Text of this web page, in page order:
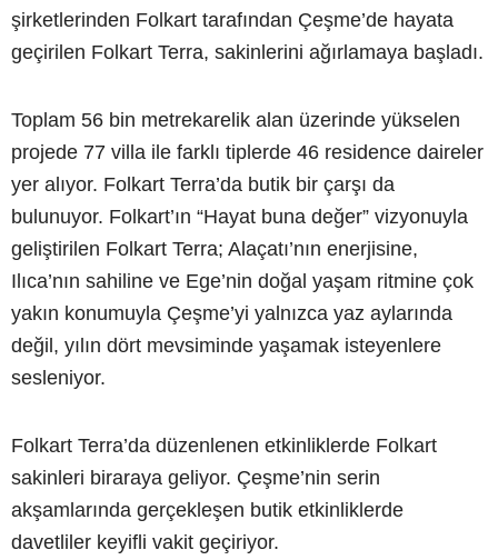
şirketlerinden Folkart tarafından Çeşme’de hayata
geçirilen Folkart Terra, sakinlerini ağırlamaya başladı.
Toplam 56 bin metrekarelik alan üzerinde yükselen
projede 77 villa ile farklı tiplerde 46 residence daireler
yer alıyor. Folkart Terra’da butik bir çarşı da
bulunuyor. Folkart’ın “Hayat buna değer” vizyonuyla
geliştirilen Folkart Terra; Alaçatı’nın enerjisine,
Ilıca’nın sahiline ve Ege’nin doğal yaşam ritmine çok
yakın konumuyla Çeşme’yi yalnızca yaz aylarında
değil, yılın dört mevsiminde yaşamak isteyenlere
sesleniyor.
Folkart Terra’da düzenlenen etkinliklerde Folkart
sakinleri biraraya geliyor. Çeşme’nin serin
akşamlarında gerçekleşen butik etkinliklerde
davetliler keyifli vakit geçiriyor.